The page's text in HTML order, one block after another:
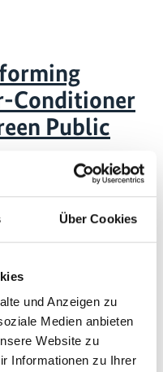
Über Cookies
und Anzeigen zu
Medien anbieten
Website zu
Informationen zu Ihrer
Conditioner
Public